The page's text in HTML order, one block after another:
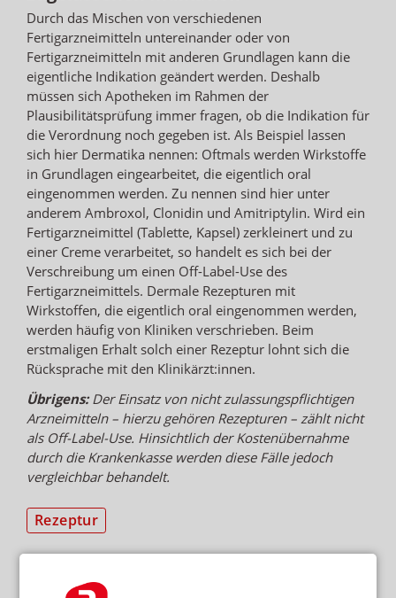
Durch das Mischen von verschiedenen
Fertigarzneimitteln untereinander oder von
Fertigarzneimitteln mit anderen Grundlagen kann die
eigentliche Indikation geändert werden. Deshalb
müssen sich Apotheken im Rahmen der
Plausibilitätsprüfung immer fragen, ob die Indikation für
die Verordnung noch gegeben ist. Als Beispiel lassen
sich hier Dermatika nennen: Oftmals werden Wirkstoffe
in Grundlagen eingearbeitet, die eigentlich oral
eingenommen werden. Zu nennen sind hier unter
anderem Ambroxol, Clonidin und Amitriptylin. Wird ein
Fertigarzneimittel (Tablette, Kapsel) zerkleinert und zu
einer Creme verarbeitet, so handelt es sich bei der
Verschreibung um einen Off-Label-Use des
Fertigarzneimittels. Dermale Rezepturen mit
Wirkstoffen, die eigentlich oral eingenommen werden,
werden häufig von Kliniken verschrieben. Beim
erstmaligen Erhalt solch einer Rezeptur lohnt sich die
Rücksprache mit den Klinikärzt:innen.
Übrigens:Der Einsatz von nicht zulassungspflichtigen
Arzneimitteln – hierzu gehören Rezepturen – zählt nicht
als Off-Label-Use. Hinsichtlich der Kostenübernahme
durch die Krankenkasse werden diese Fälle jedoch
vergleichbar behandelt.
Rezeptur